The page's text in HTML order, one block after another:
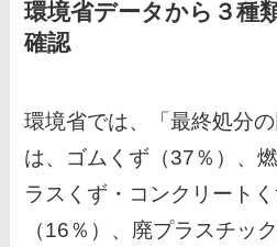
環境省データから３種
確認
環境省では、「最終処分
は、ゴムくず（37％）、
ラスくず・コンクリート
（16％）、廃プラスチッ